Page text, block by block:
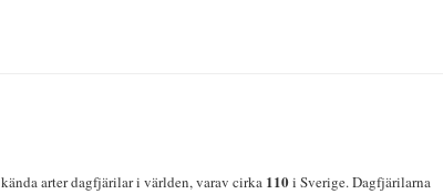
kända arter dagfjärilar i världen, varav cirka 110i Sverige. Dagfjärilarna